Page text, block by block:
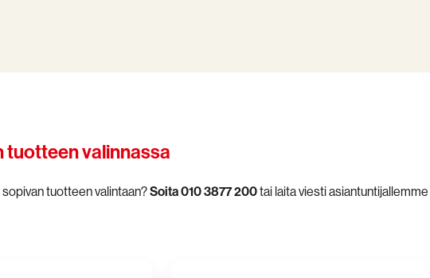
tuotteen valinnassa
tuotteen valintaan?Soita 010 3877 200tai laita viesti asiantuntijallemme